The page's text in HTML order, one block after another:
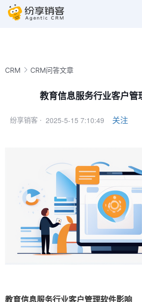
CRM CRM问答文章
教育信息服务行业客户管
纷享销客 · 2025-5-15 7:10:49 关注
教育信息服务行业客户管理软件影响